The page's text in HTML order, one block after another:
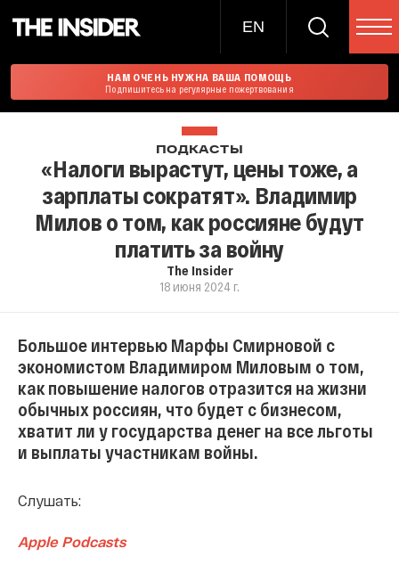
EN
НАМ ОЧЕНЬ НУЖНА ВАША ПОМОЩЬ
Подпишитесь на регулярные пожертвования
ПОДКАСТЫ
«Налоги вырастут, цены тоже, а
зарплаты сократят». Владимир
Милов о том, как россияне будут
платить за войну
The Insider
18 июня 2024 г.
Большое интервью Марфы Смирновой с
экономистом Владимиром Миловым о том,
как повышение налогов отразится на жизни
обычных россиян, что будет с бизнесом,
хватит ли у государства денег на все льготы
и выплаты участникам войны.
Слушать:
Apple Podcasts